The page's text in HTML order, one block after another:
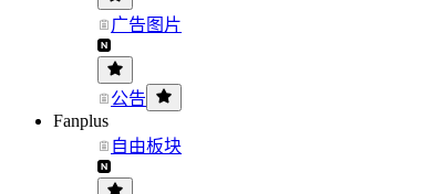
广告图片
公告
Fanplus
自由板块